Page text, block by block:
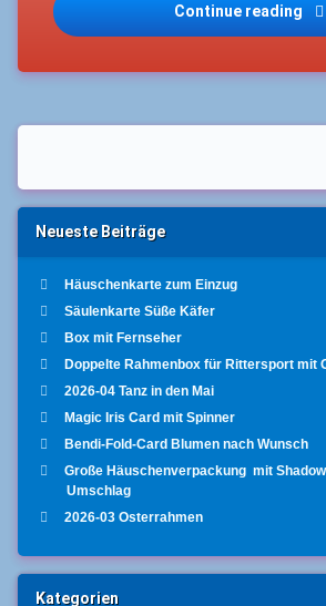
Continue reading
Neueste Beiträge
Häuschenkarte zum Einzug
Säulenkarte Süße Käfer
Box mit Fernseher
Doppelte Rahmenbox für Rittersport mit
2026-04 Tanz in den Mai
Magic Iris Card mit Spinner
Bendi-Fold-Card Blumen nach Wunsch
Große Häuschenverpackung mit
Umschlag
2026-03 Osterrahmen
Kategorien